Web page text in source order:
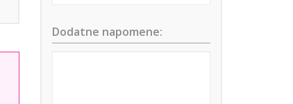
Dodatne napomene: